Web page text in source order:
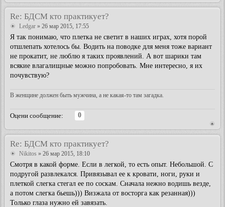
Re: БДСМ кто практикует?
Ledgar » 26 мар 2015, 17:55
Я так понимаю, что плетка не светит в наших играх, хотя порой
отшлепать хотелось бы. Водить на поводке для меня тоже вариант
не прокатит, не люблю я таких проявлений. А вот шарики там
всякие влагалищные можно попробовать. Мне интересно, я их
почувствую?
В женщине должен быть мужчина, а не какая-то там загадка.
Оцени сообщение:
0
Re: БДСМ кто практикует?
Nikitos » 26 мар 2015, 18:10
Смотря в какой форме. Если в легкой, то есть опыт. Небольшой. С
подругой развлекался. Привязывал ее к кровати, ноги, руки и
плеткой слегка стегал ее по соскам. Сначала нежно водишь везде,
а потом слегка бьешь))) Визжала от восторга как резанная)))
Только глаза нужно ей завязать.